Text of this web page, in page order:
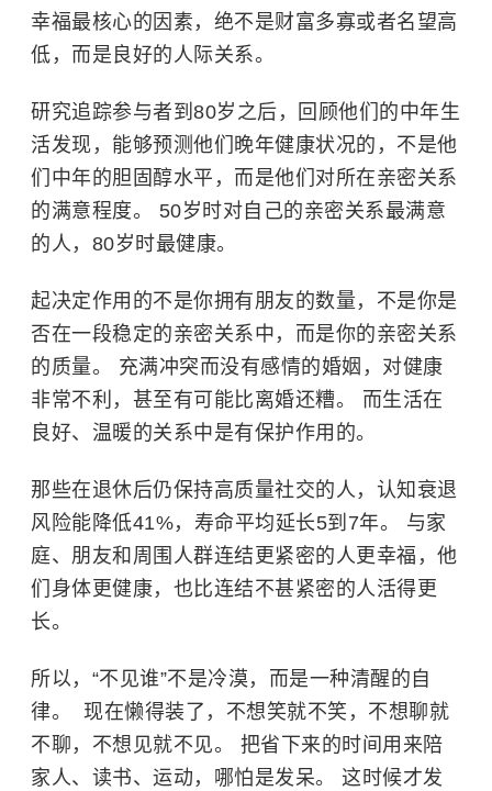
幸福最核心的因素，绝不是财富多寡或者名望高
低，而是良好的人际关系。
研究追踪参与者到80岁之后，回顾他们的中年生
活发现，能够预测他们晚年健康状况的，不是他
们中年的胆固醇水平，而是他们对所在亲密关系
的满意程度。 50岁时对自己的亲密关系最满意
的人，80岁时最健康。
起决定作用的不是你拥有朋友的数量，不是你是
否在一段稳定的亲密关系中，而是你的亲密关系
的质量。 充满冲突而没有感情的婚姻，对健康
非常不利，甚至有可能比离婚还糟。 而生活在
良好、温暖的关系中是有保护作用的。
那些在退休后仍保持高质量社交的人，认知衰退
风险能降低41%，寿命平均延长5到7年。 与家
庭、朋友和周围人群连结更紧密的人更幸福，他
们身体更健康，也比连结不甚紧密的人活得更
长。
所以，“不见谁”不是冷漠，而是一种清醒的自
律。 ​ 现在懒得装了，不想笑就不笑，不想聊就
不聊，不想见就不见。 把省下来的时间用来陪
家人、读书、运动，哪怕是发呆。 这时候才发